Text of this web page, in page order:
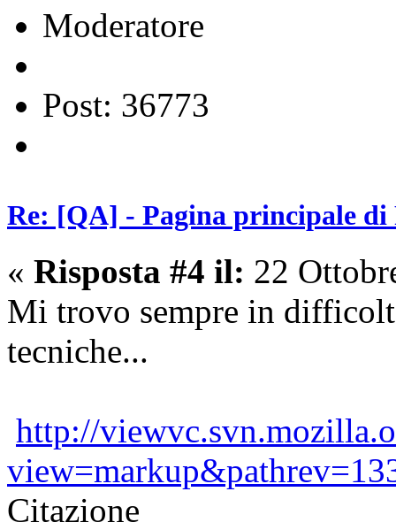
Moderatore
Post: 36773
Re: [QA] - Pagina principale
« Risposta #4 il: 22
Mi trovo sempre in
tecniche...
http://
Citazione